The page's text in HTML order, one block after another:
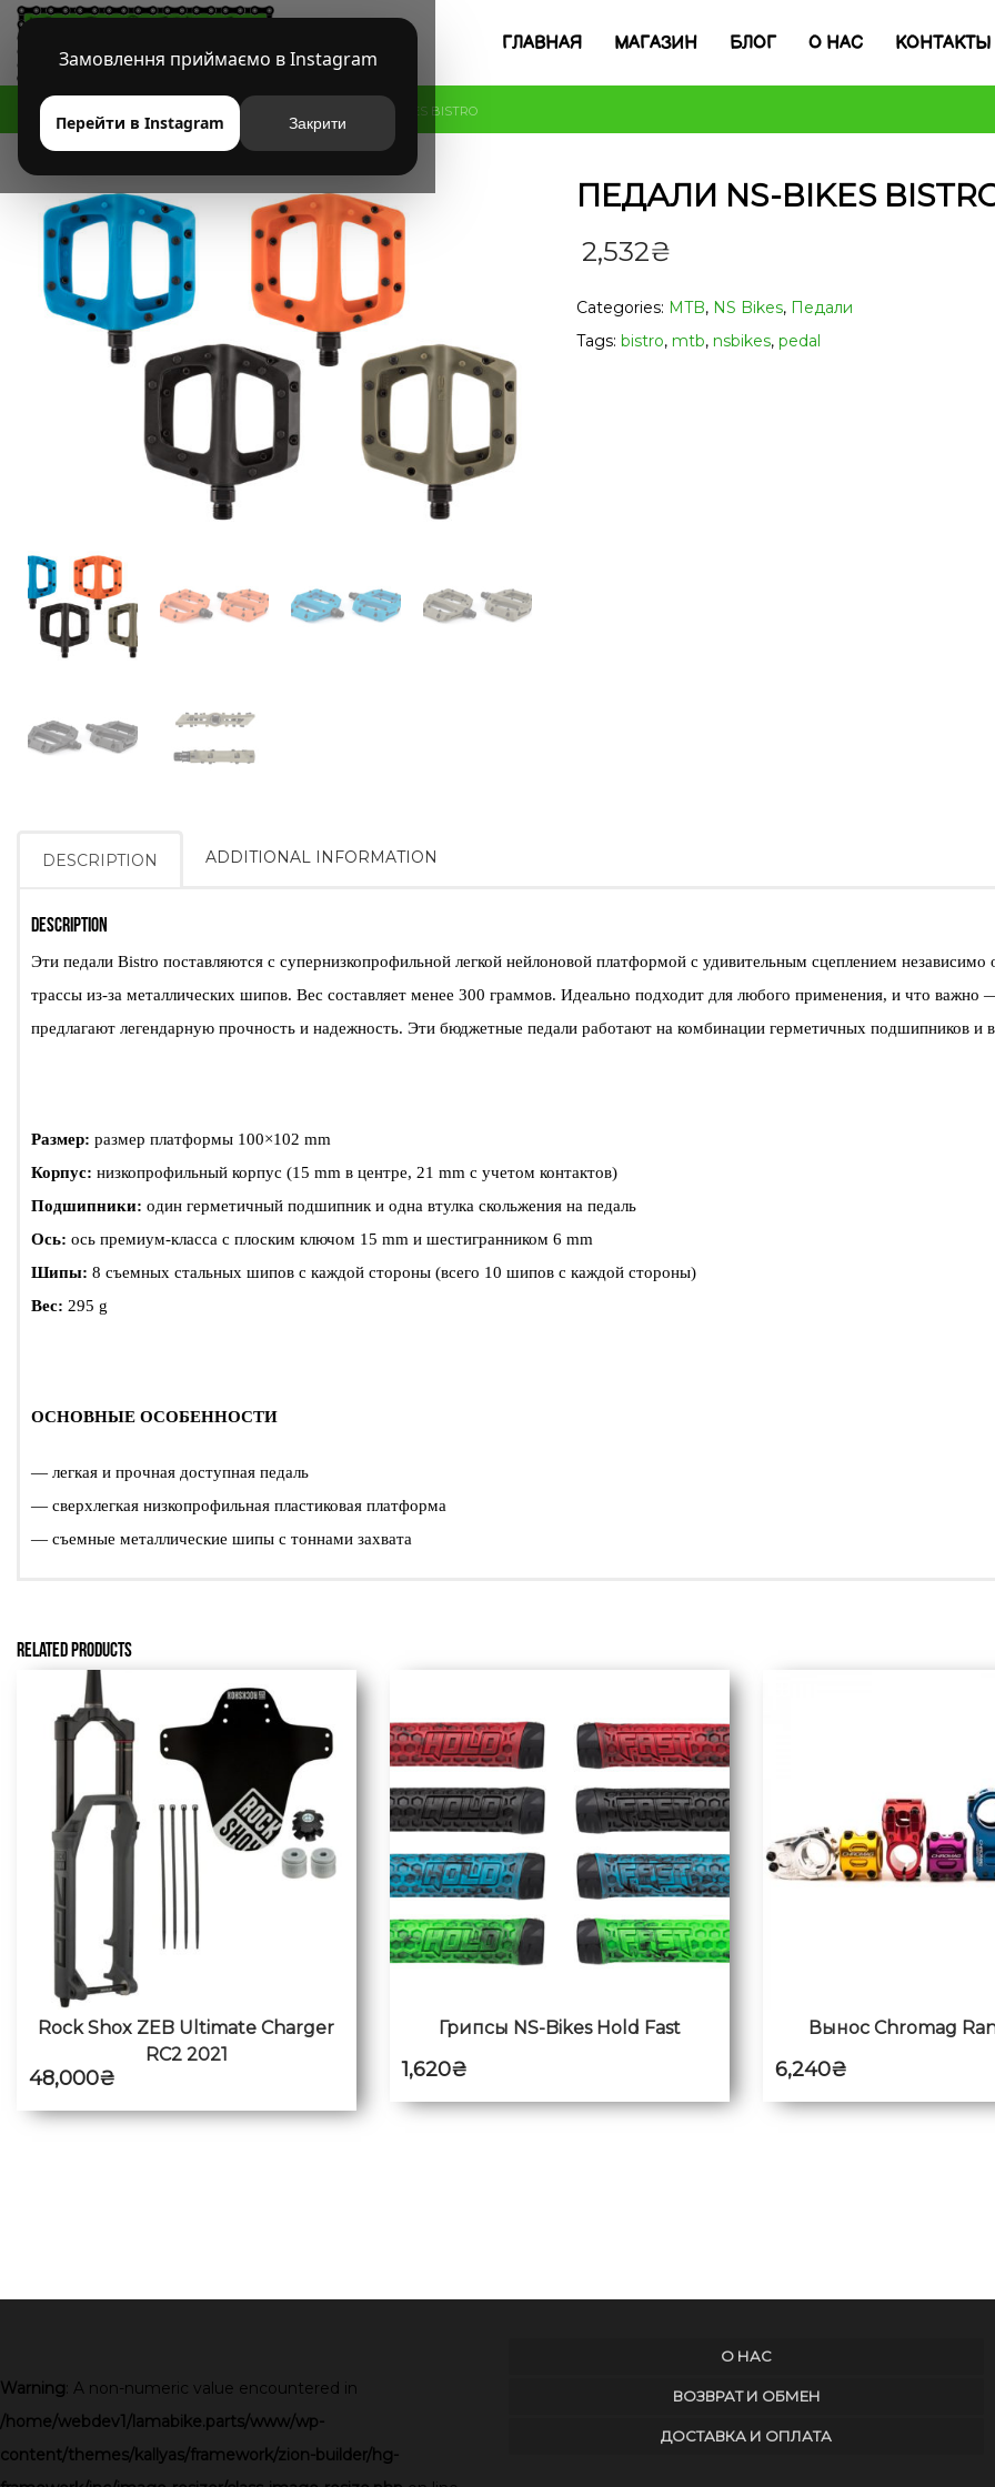
Замовлення приймаємо в Instagram
Перейти в Instagram Закрити
ГЛАВНАЯ МАГАЗИН БЛОГ О НАС КОНТАКТЫ
HOME NS BIKES ПЕДАЛИ NS-BIKES BISTRO
ПЕДАЛИ NS-BIKES
2,532₴
Categories: MTB, NS Bikes, Педали
Tags: bistro, mtb, nsbikes, pedal
DESCRIPTION ADDITIONAL INFORMATION
DESCRIPTION
Эти педали Bistro поставляются с супернизкопрофильной легкой нейлоновой платформой с удивительным сцеплением независимо
трассы из-за металлических шипов. Вес составляет менее 300 граммов. Идеально подходит для любого применения, и что важно
предлагают легендарную прочность и надежность. Эти бюджетные педали работают на комбинации герметичных подшипников и
Размер: размер платформы 100×102 mm
Корпус: низкопрофильный корпус (15 mm в центре, 21 mm с учетом контактов)
Подшипники: один герметичный подшипник и одна втулка скольжения на педаль
Ось: ось премиум-класса с плоским ключом 15 mm и шестигранником 6 mm
Шипы: 8 съемных стальных шипов с каждой стороны (всего 10 шипов с каждой стороны)
Вес: 295 g
ОСНОВНЫЕ ОСОБЕННОСТИ
— легкая и прочная доступная педаль
— сверхлегкая низкопрофильная пластиковая платформа
— съемные металлические шипы с тоннами захвата
RELATED PRODUCTS
Rock Shox ZEB Ultimate Charger
RC2 2021
48,000₴
Грипсы NS-Bikes Hold Fast
1,620₴
Вынос Chromag
6,240₴
Warning: A non-numeric value encountered in
/home/webdev1/lamabike.parts/www/wp-
content/themes/kallyas/framework/zion-builder/hg-
О НАС
ВОЗВРАТ И ОБМЕН
ДОСТАВКА И ОПЛАТА